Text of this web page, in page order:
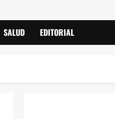
SALUD EDITORIAL